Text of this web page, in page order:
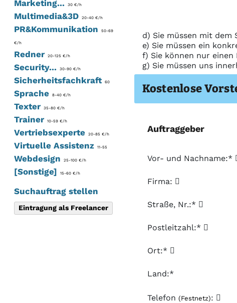
Marketing...30 €/h
Multimedia&3D20-40 €/h
PR&Kommunikation 50-69
€/h
Redner 20-125 €/h
Security...30-90 €/h
Sicherheitsfachkraft60
Sprache8-40 €/h
Texter 35-80 €/h
Trainer 10-59 €/h
Vertriebsexperte20-85 €/h
Virtuelle Assistenz11-55
Webdesign 25-100 €/h
[Sonstige] 15-60 €/h
Suchauftrag stellen
Eintragung als Freelancer
d) Sie müssen mit dem
e) Sie müssen ein
f) Sie können nur
g) Sie müssen uns
Kostenlose
Auftraggeber
Vor- und Nachname:*
Firma:
Straße, Nr.:*
Postleitzahl:*
Ort:*
Land:*
Telefon (Festnetz):